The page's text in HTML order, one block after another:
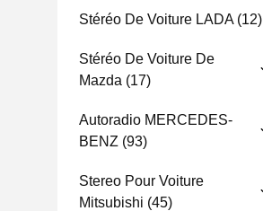
Stéréo De Voiture LADA(12)
Stéréo De Voiture De
Mazda (17)
Autoradio MERCEDES-
BENZ (93)
Stereo Pour Voiture
Mitsubishi (45)